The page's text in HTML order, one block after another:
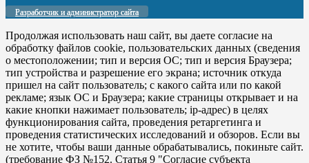
Разработчик и администратор сайта
Продолжая использовать наш сайт, вы даете согласие на
обработку файлов cookie, пользовательских данных (сведения
о местоположении; тип и версия ОС; тип и версия Браузера;
тип устройства и разрешение его экрана; источник откуда
пришел на сайт пользователь; с какого сайта или по какой
рекламе; язык ОС и Браузера; какие страницы открывает и на
какие кнопки нажимает пользователь; ip-адрес) в целях
функционирования сайта, проведения ретаргетинга и
проведения статистических исследований и обзоров. Если вы
не хотите, чтобы ваши данные обрабатывались, покиньте сайт.
(требование ФЗ №152. Статья 9 "Согласие субъекта